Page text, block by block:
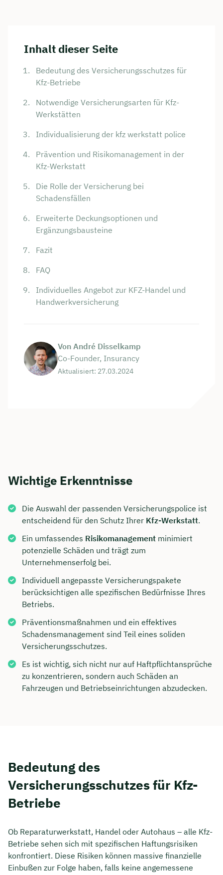
Inhalt dieser Seite
Bedeutung des Versicherungsschutzes für
Kfz-Betriebe
Notwendige Versicherungsarten für Kfz-
Werkstätten
Individualisierung der kfz werkstatt police
Prävention und Risikomanagement in der
Kfz-Werkstatt
Die Rolle der Versicherung bei
Schadensfällen
Erweiterte Deckungsoptionen und
Ergänzungsbausteine
Fazit
FAQ
Individuelles Angebot zur KFZ-Handel und
Handwerkversicherung
Von André Disselkamp
Co-Founder, Insurancy
Aktualisiert: 27.03.2024
Wichtige Erkenntnisse
Die Auswahl der passenden Versicherungspolice ist
entscheidend für den Schutz Ihrer Kfz-Werkstatt.
Ein umfassendes Risikomanagement minimiert
potenzielle Schäden und trägt zum
Unternehmenserfolg bei.
Individuell angepasste Versicherungspakete
berücksichtigen alle spezifischen Bedürfnisse Ihres
Betriebs.
Präventionsmaßnahmen und ein effektives
Schadensmanagement sind Teil eines soliden
Versicherungsschutzes.
Es ist wichtig, sich nicht nur auf Haftpflichtansprüche
zu konzentrieren, sondern auch Schäden an
Fahrzeugen und Betriebseinrichtungen abzudecken.
Bedeutung des
Versicherungsschutzes für Kfz-
Betriebe
Ob Reparaturwerkstatt, Handel oder Autohaus – alle Kfz-
Betriebe sehen sich mit spezifischen Haftungsrisiken
konfrontiert. Diese Risiken können massive finanzielle
Einbußen zur Folge haben, falls keine angemessene